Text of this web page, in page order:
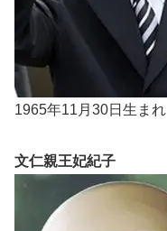
1965年11月30日生まれ
文仁親王妃紀子